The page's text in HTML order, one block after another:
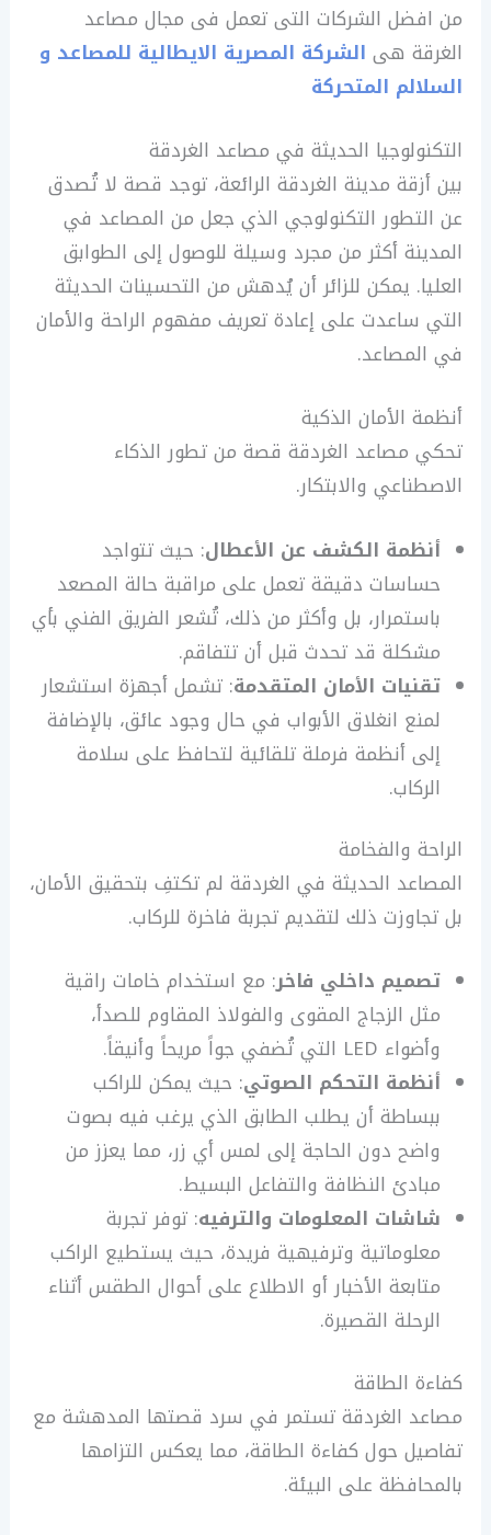
من افضل الشركات التى تعمل فى مجال مصاعد
الغرقة هى الشركة المصرية الايطالية للمصاعد و
السلالم المتحركة
التكنولوجيا الحديثة في مصاعد الغردقة
بين أزقة مدينة الغردقة الرائعة، توجد قصة لا تُصدق
عن التطور التكنولوجي الذي جعل من المصاعد في
المدينة أكثر من مجرد وسيلة للوصول إلى الطوابق
العليا. يمكن للزائر أن يُدهش من التحسينات الحديثة
التي ساعدت على إعادة تعريف مفهوم الراحة والأمان
في المصاعد.
أنظمة الأمان الذكية
تحكي مصاعد الغردقة قصة من تطور الذكاء
الاصطناعي والابتكار.
أنظمة الكشف عن الأعطال: حيث تتواجد
حساسات دقيقة تعمل على مراقبة حالة المصعد
باستمرار، بل وأكثر من ذلك، تُشعر الفريق الفني بأي
مشكلة قد تحدث قبل أن تتفاقم.
تقنيات الأمان المتقدمة: تشمل أجهزة استشعار
لمنع انغلاق الأبواب في حال وجود عائق، بالإضافة
إلى أنظمة فرملة تلقائية لتحافظ على سلامة
الركاب.
الراحة والفخامة
المصاعد الحديثة في الغردقة لم تكتفِ بتحقيق الأمان،
بل تجاوزت ذلك لتقديم تجربة فاخرة للركاب.
تصميم داخلي فاخر: مع استخدام خامات راقية
مثل الزجاج المقوى والفولاذ المقاوم للصدأ،
وأضواء LED التي تُضفي جواً مريحاً وأنيقاً.
أنظمة التحكم الصوتي: حيث يمكن للراكب
ببساطة أن يطلب الطابق الذي يرغب فيه بصوت
واضح دون الحاجة إلى لمس أي زر، مما يعزز من
مبادئ النظافة والتفاعل البسيط.
شاشات المعلومات والترفيه: توفر تجربة
معلوماتية وترفيهية فريدة، حيث يستطيع الراكب
متابعة الأخبار أو الاطلاع على أحوال الطقس أثناء
الرحلة القصيرة.
كفاءة الطاقة
مصاعد الغردقة تستمر في سرد قصتها المدهشة مع
تفاصيل حول كفاءة الطاقة، مما يعكس التزامها
بالمحافظة على البيئة.